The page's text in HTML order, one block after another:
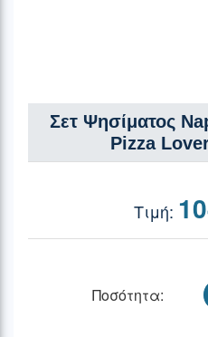
Σετ Ψησίματος
Pizza
Ποσότητα: